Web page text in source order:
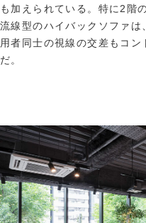
も加えられている。特に2階
流線型のハイバックソファは
用者同士の視線の交差もコ
だ。